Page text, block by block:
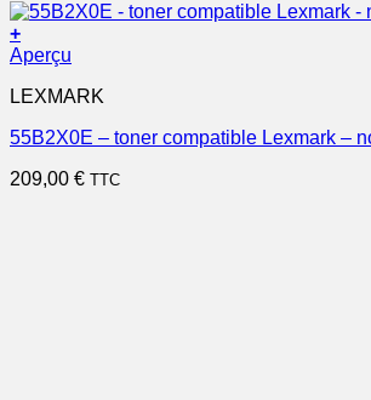
+
Aperçu
LEXMARK
55B2X0E – toner compatible Lexmark –
209,00 € TTC